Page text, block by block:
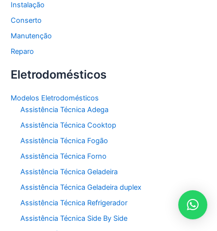
Instalação
Conserto
Manutenção
Reparo
Eletrodomésticos
Modelos Eletrodomésticos
Assistência Técnica Adega
Assistência Técnica Cooktop
Assistência Técnica Fogão
Assistência Técnica Forno
Assistência Técnica Geladeira
Assistência Técnica Geladeira duplex
Assistência Técnica Refrigerador
Assistência Técnica Side By Side